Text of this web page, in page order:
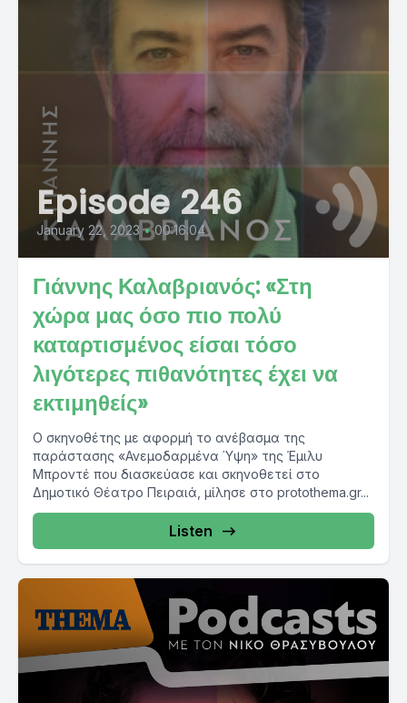
Episode 246
January 22, 2023 • 00:16:04
Γιάννης Καλαβριανός: «Στη
χώρα μας όσο πιο πολύ
καταρτισμένος είσαι τόσο
λιγότερες πιθανότητες έχει να
εκτιμηθείς»
Ο σκηνοθέτης με αφορμή το ανέβασμα της
παράστασης «Ανεμοδαρμένα Ύψη» της Έμιλυ
Μπροντέ που διασκεύασε και σκηνοθετεί στο
Δημοτικό Θέατρο Πειραιά, μίλησε στο protothema.gr...
Listen